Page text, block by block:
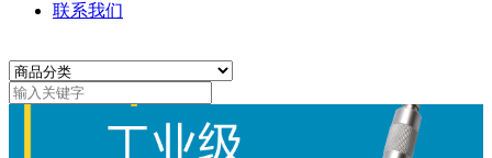
联系我们